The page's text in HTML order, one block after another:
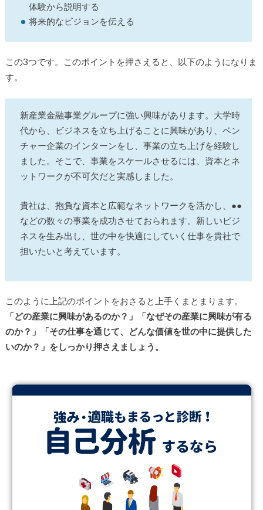
体験から説明する
将来的なビジョンを伝える
この3つです。このポイントを押さえると、以下のようになりま
す。
新産業金融事業グループに強い興味があります。大学時
代から、ビジネスを立ち上げることに興味があり、ベン
チャー企業のインターンをし、事業の立ち上げを経験し
ました。そこで、事業をスケールさせるには、資本とネ
ットワークが不可欠だと実感しました。
貴社は、抱負な資本と広範なネットワークを活かし、●●
などの数々の事業を成功させておられます。新しいビジ
ネスを生み出し、世の中を快適にしていく仕事を貴社で
担いたいと考えています。
このように上記のポイントをおさると上手くまとまります。
「どの産業に興味があるのか？」「なぜその産業に興味が有る
のか？」「その仕事を通じて、どんな価値を世の中に提供した
いのか？」をしっかり押さえましょう。